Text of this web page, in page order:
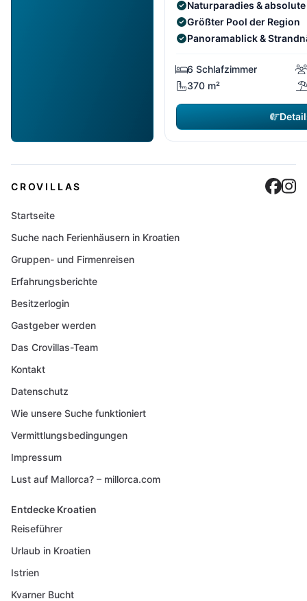
Naturparadies &
Größter Pool der Region
Panoramablick &
6 Schlafzimmer
370 m²
CROVILLAS
Startseite
Suche nach Ferienhäusern in Kroatien
Gruppen- und Firmenreisen
Erfahrungsberichte
Besitzerlogin
Gastgeber werden
Das Crovillas-Team
Kontakt
Datenschutz
Wie unsere Suche funktioniert
Vermittlungsbedingungen
Impressum
Lust auf Mallorca? – millorca.com
Entdecke Kroatien
Reiseführer
Urlaub in Kroatien
Istrien
Kvarner Bucht